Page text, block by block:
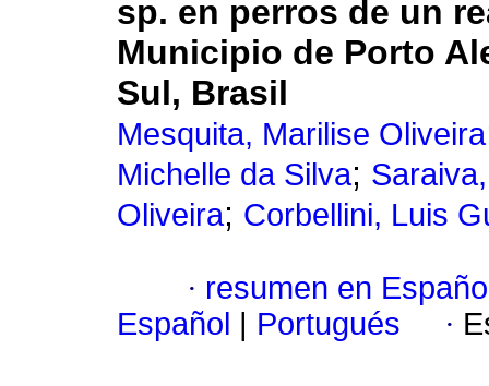
sp. en perros de un
Municipio de Porto
Sul, Brasil
Mesquita, Marilise Oliveira
Michelle da Silva;
Oliveira; Corbellini, Luis
· resumen en
Español
Portugués ·